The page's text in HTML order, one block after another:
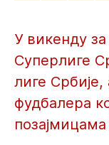
У викенду
Суперлиге
лиге
фудбалера